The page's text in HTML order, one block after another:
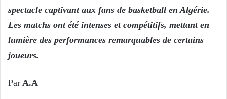
spectacle captivant aux fans de basketball en Algérie.
Les matchs ont été intenses et compétitifs, mettant en
lumière des performances remarquables de certains
joueurs.
Par A.A